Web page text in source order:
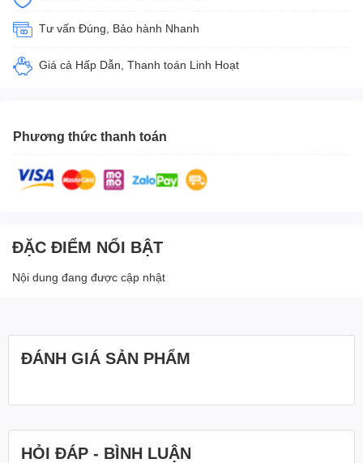
Tư vấn Đúng, Bảo hành Nhanh
Giá cả Hấp Dẫn, Thanh toán Linh Hoạt
Phương thức thanh toán
ĐẶC ĐIỂM NỔI BẬT
Nội dung đang được cập nhật
ĐÁNH GIÁ SẢN PHẨM
HỎI ĐÁP - BÌNH LUẬN